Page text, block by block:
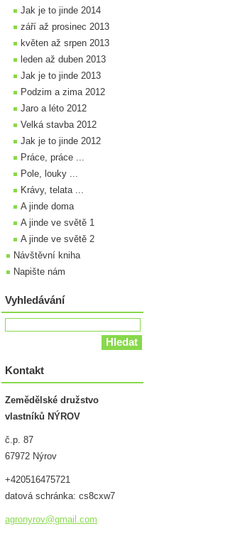
Jak je to jinde 2014
září až prosinec 2013
květen až srpen 2013
leden až duben 2013
Jak je to jinde 2013
Podzim a zima 2012
Jaro a léto 2012
Velká stavba 2012
Jak je to jinde 2012
Práce, práce ...
Pole, louky ...
Krávy, telata ...
A jinde doma
A jinde ve světě 1
A jinde ve světě 2
Návštěvní kniha
Napište nám
Vyhledávání
Kontakt
Zemědělské družstvo
vlastníků NÝROV
č.p. 87
67972 Nýrov
+420516475721
datová schránka: cs8cxw7
agronyrov@gmail.com